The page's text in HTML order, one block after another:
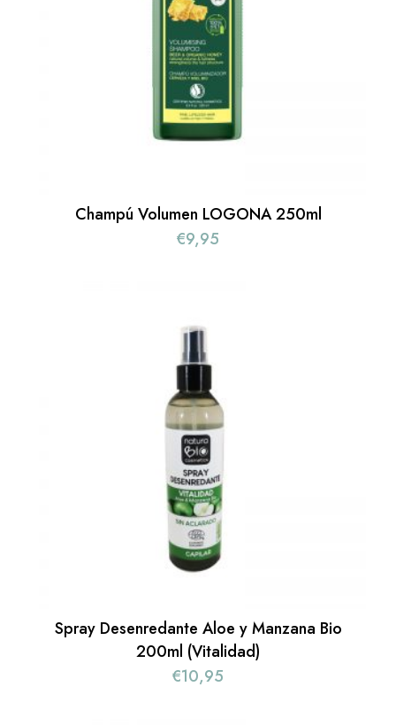
Champú Volumen LOGONA 250ml
€9,95
Spray Desenredante Aloe y Manzana Bio
200ml (Vitalidad)
€10,95